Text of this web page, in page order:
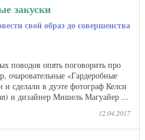
закуски
свой образ до совершенства
поводов опять поговорить про
очаровательные «Гардеробные
сделали в дуэте фотограф Келси
и дизайнер Мишель Магуайер ...
12.04.2017